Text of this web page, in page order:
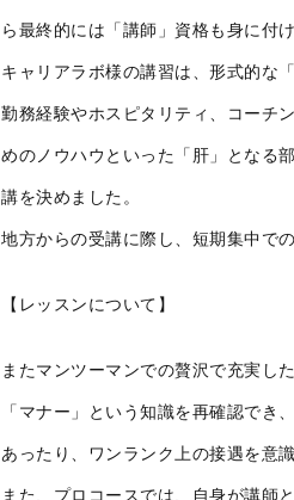
ら最終的には「講師」資格も身に付
キャリアラボ様の講習は、形式的な
勤務経験やホスピタリティ、コーチ
めのノウハウといった「肝」となる
講を決めました。
地方からの受講に際し、短期集中で
【レッスンについて】
またマンツーマンでの贅沢で充実し
「マナー」という知識を再確認で
あったり、ワンランク上の接遇を意
また、プロコースでは、自身が講師